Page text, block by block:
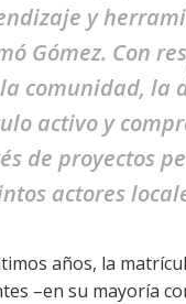
y
Gómez. Con
comunidad, la
activo y
de proyectos
actores
años, la
–en su mayoría